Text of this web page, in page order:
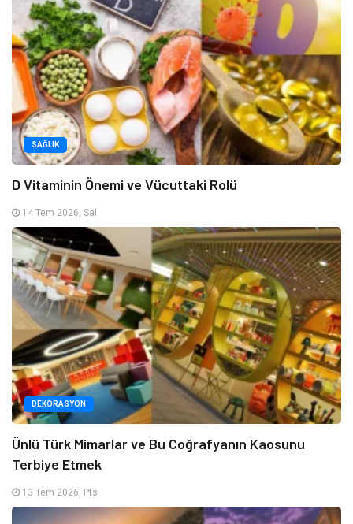
SAĞLIK
D Vitaminin Önemi ve Vücuttaki Rolü
14 Tem 2026, Sal
DEKORASYON
Ünlü Türk Mimarlar ve Bu Coğrafyanın Kaosunu
Terbiye Etmek
13 Tem 2026, Pts